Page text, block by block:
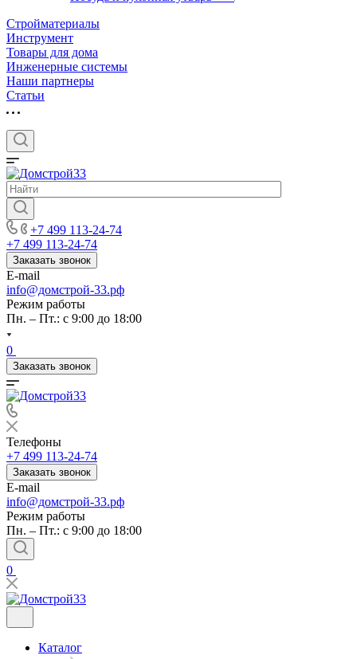
Стройматериалы
Инструмент
Товары для дома
Инженерные системы
Наши партнеры
Статьи
+7 499 113-24-74
+7 499 113-24-74
Заказать звонок
E-mail
info@домстрой-33.рф
Режим работы
Пн. – Пт.: с 9:00 до 18:00
0
Заказать звонок
Телефоны
+7 499 113-24-74
Заказать звонок
E-mail
info@домстрой-33.рф
Режим работы
Пн. – Пт.: с 9:00 до 18:00
0
Каталог